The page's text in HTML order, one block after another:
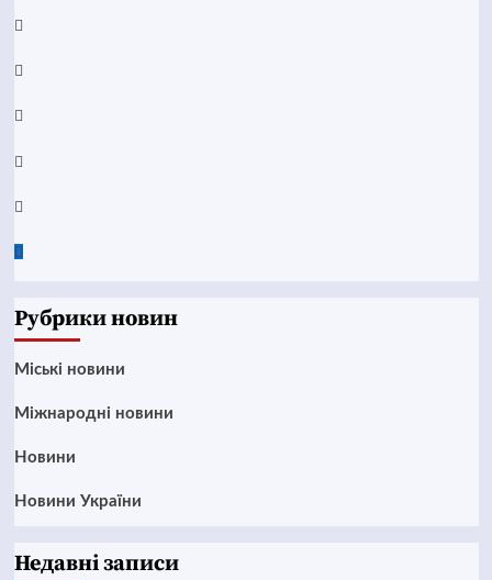
Facebook
YouTube
Telegram
Instagram
Twitter
Google
Рубрики новин
Mіські новини
Міжнародні новини
Новини
Новини України
Недавні записи